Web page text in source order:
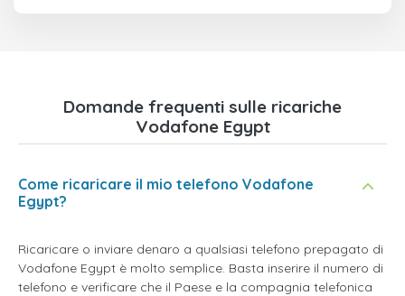
Domande frequenti sulle ricariche
Vodafone Egypt
Come ricaricare il mio telefono Vodafone
Egypt?
Ricaricare o inviare denaro a qualsiasi telefono prepagato di
Vodafone Egypt è molto semplice. Basta inserire il numero di
telefono e verificare che il Paese e la compagnia telefonica